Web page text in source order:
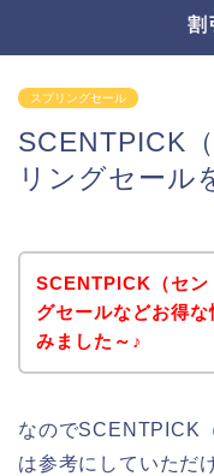
割
スプリングセール
SCENTPICK
リングセール
SCENTPICK（セン
グセールなどお得
みました～♪
なのでSCENTPICK
は参考にしていただ